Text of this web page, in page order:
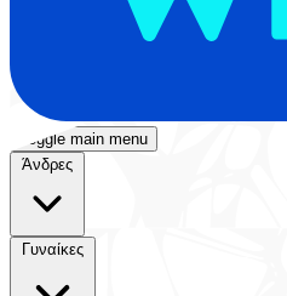
Toggle main menu
Άνδρες
Γυναίκες